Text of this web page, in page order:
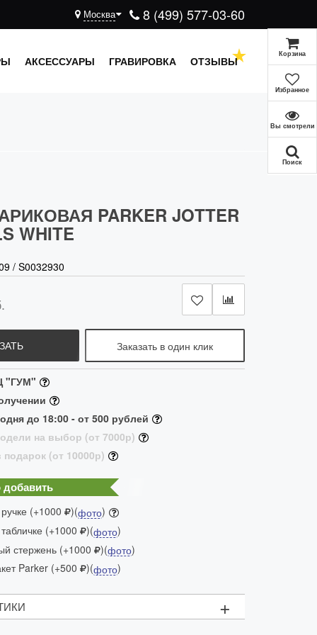
8 (499) 577-03-60
Москва
АКСЕССУАРЫ ГРАВИРОВКА ОТЗЫВЫ
PARKER JOTTER
WHITE
/ S0032930
Заказать в один клик
"ГУМ"
до 18:00 - от 500 рублей
на выбор (от 7000р)
(от 10000р)
(+1000 )(фото)
(+1000
)(фото)
стержень (+1000
)(фото)
Parker (+500
)(фото)
+
Корзина
Избранное
Вы смотрели
Поиск